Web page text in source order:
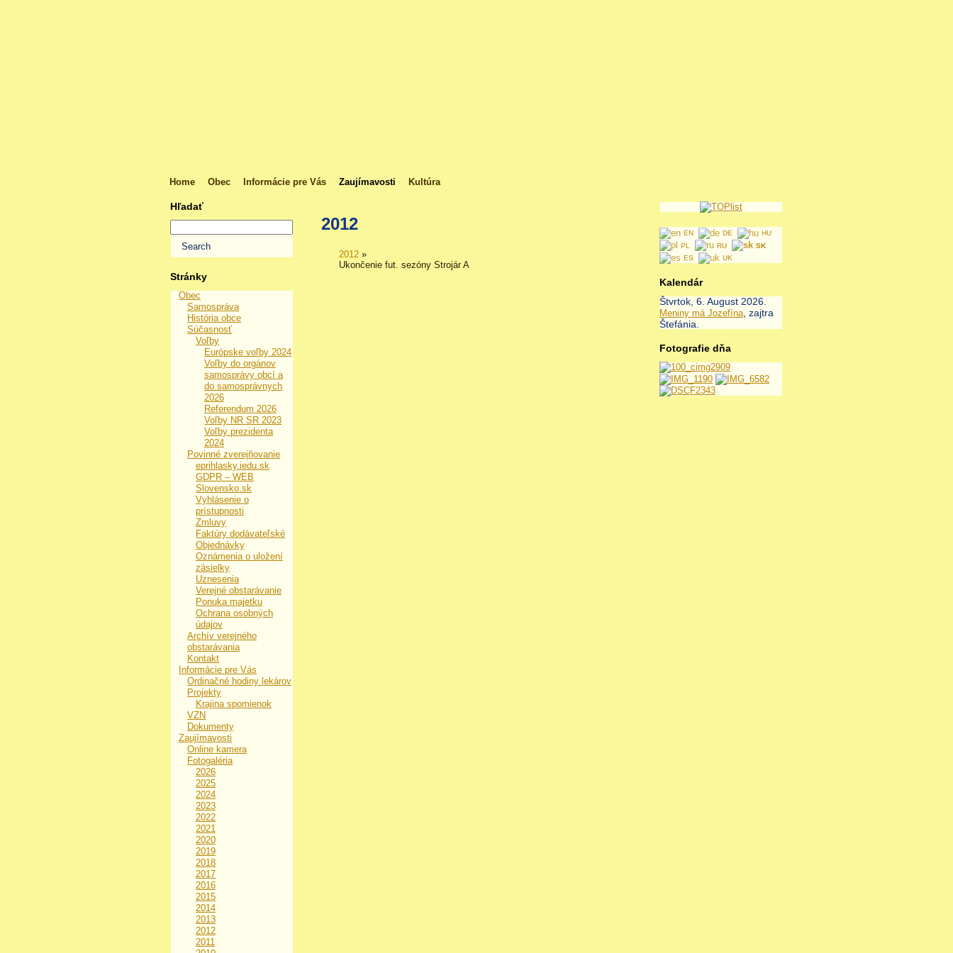
Home Obec Informácie pre Vás Zaujímavosti Kultúra
Hľadať
Stránky
Obec
Samospráva
História obce
Súčasnosť
Voľby
Európske voľby 2024
Voľby do orgánov
samosprávy obcí a
do samosprávnych
2026
Referendum 2026
Voľby NR SR 2023
Voľby prezidenta
2024
Povinné zverejňovanie
eprihlasky.iedu.sk
GDPR – WEB
Slovensko.sk
Vyhlásenie o
prístupnosti
Zmluvy
Faktúry dodávateľské
Objednávky
Oznámenia o uložení
zásielky
Uznesenia
Verejné obstarávanie
Ponuka majetku
Ochrana osobných
údajov
Archív verejného
obstarávania
Kontakt
Informácie pre Vás
Ordinačné hodiny lekárov
Projekty
Krajina spomienok
VZN
Dokumenty
Zaujímavosti
Online kamera
Fotogaléria
2026
2025
2024
2023
2022
2021
2020
2019
2018
2017
2016
2015
2014
2013
2012
2011
2012
2012 »
Ukončenie fut. sezóny Strojár A
EN DE
HU
PL
RU
SK
ES
UK
Kalendár
Štvrtok , 6. August 2026.
Meniny má Jozefína , zajtra
Štefánia
Fotografie dňa